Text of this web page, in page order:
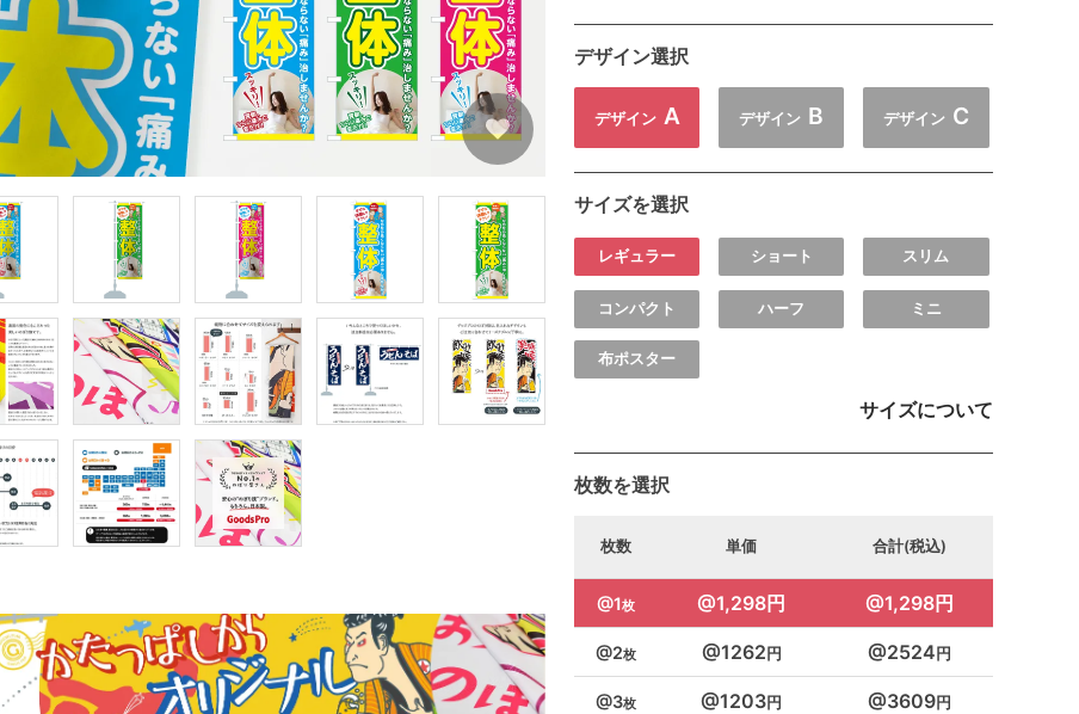
デザイン選択
デザイン A デザイン B デザイン C
サイズを選択
レギュラー ショート スリム
コンパクト ハーフ ミニ
布ポスター
サイズについて
枚数を選択
枚数 単価 合計(税込)
1 1,298円 1,298円
2 1262 2524
3 1203 3609